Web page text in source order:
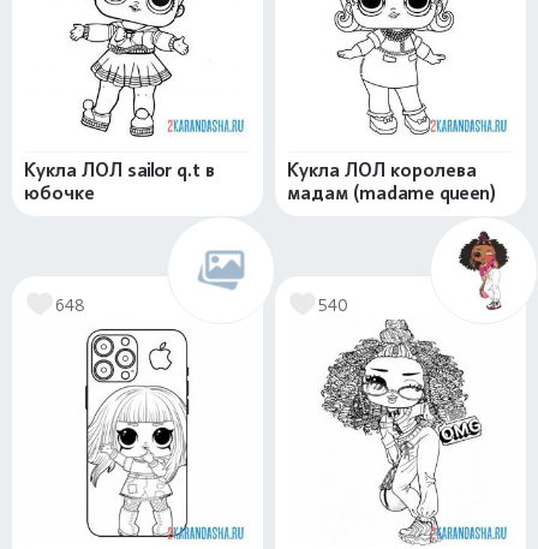
Кукла ЛОЛ sailor q.t в
юбочке
Кукла ЛОЛ королева
мадам (madame queen)
648 540